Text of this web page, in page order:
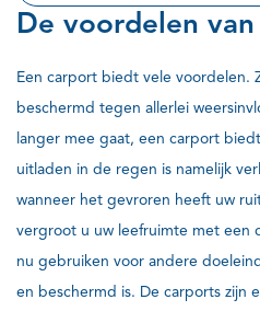
De voordelen
Een carport biedt vele voordelen.
beschermd tegen allerlei
langer mee gaat, een carport
uitladen in de regen is namelijk
wanneer het gevroren heeft uw
vergroot u uw leefruimte met een
nu gebruiken voor andere
en beschermd is. De carports zijn